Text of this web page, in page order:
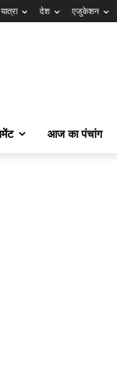
देश एजुकेशन
आज का पंचांग